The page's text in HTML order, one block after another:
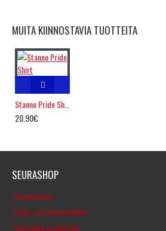
MUITA KIINNOSTAVIA TUOTTEITA
20.90€
SEURASHOP
Yhteystiedot
Tilaus- ja toimitusehdot
Tietosuoja ja evästeet